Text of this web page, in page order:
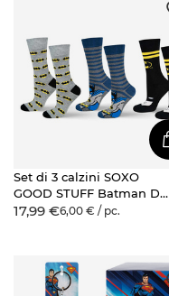
Set di 3 calzini SOXO
GOOD STUFF Batman DC
Comics
17,99 €6,00 € / pc.